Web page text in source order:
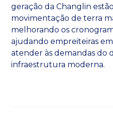
geração da Changlin
movimentação de terra
melhorando os
ajudando empreiteiras
atender às demandas do
infraestrutura moderna.